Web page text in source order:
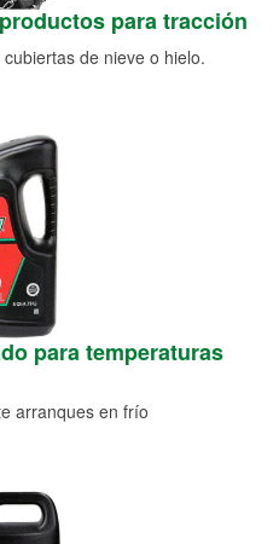
para tracción
de nieve o hielo.
para temperaturas
arranques en frío